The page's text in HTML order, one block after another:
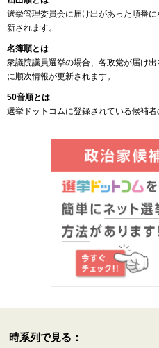
選挙管理委員会に届け出があった順番
新されます。
名簿順とは
衆議院議員選挙の場合、各政党が届け
に順次情報が更新されます。
50音順とは
選挙ドットコムに登録されている候補者
時系列で見る：